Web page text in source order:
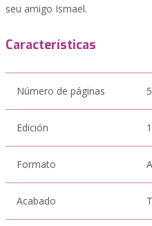
seu amigo Ismael.
Características
Número de páginas
Edición
Formato
Acabado